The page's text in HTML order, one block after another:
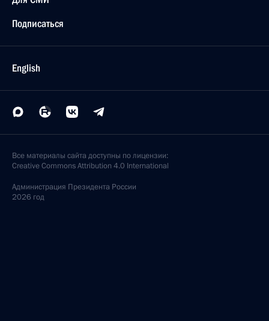
Подписаться
English
Все материалы сайта доступны по лицензии:
Creative Commons Attribution 4.0 International
Администрация Президента России
2026 год